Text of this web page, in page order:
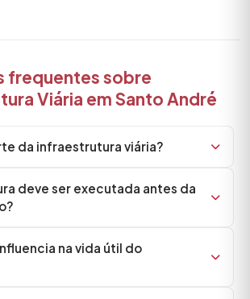
frequentes sobre
Viária em Santo André
da infraestrutura viária?
deve ser executada antes da
na vida útil do